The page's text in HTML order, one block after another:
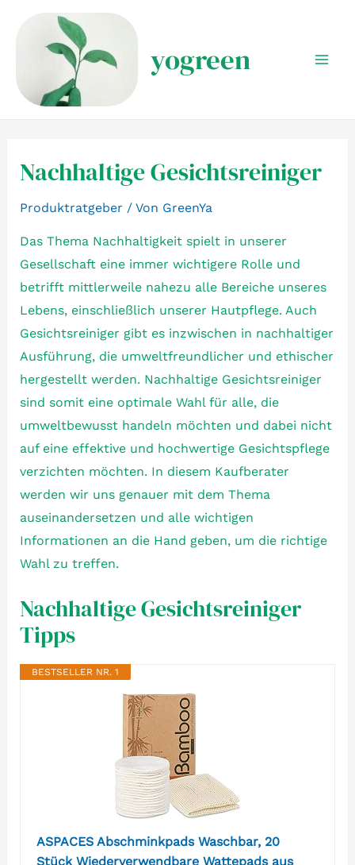
springen
yogreen
Nachhaltige Gesichtsreiniger
Produktratgeber / Von GreenYa
Das Thema Nachhaltigkeit spielt in unserer
Gesellschaft eine immer wichtigere Rolle und
betrifft mittlerweile nahezu alle Bereiche unseres
Lebens, einschließlich unserer Hautpflege. Auch
Gesichtsreiniger gibt es inzwischen in nachhaltiger
Ausführung, die umweltfreundlicher und ethischer
hergestellt werden. Nachhaltige Gesichtsreiniger
sind somit eine optimale Wahl für alle, die
umweltbewusst handeln möchten und dabei nicht
auf eine effektive und hochwertige Gesichtspflege
verzichten möchten. In diesem Kaufberater
werden wir uns genauer mit dem Thema
auseinandersetzen und alle wichtigen
Informationen an die Hand geben, um die richtige
Wahl zu treffen.
Nachhaltige Gesichtsreiniger
Tipps
BESTSELLER NR. 1
ASPACES Abschminkpads Waschbar, 20
Stück Wiederverwendbare Wattepads aus